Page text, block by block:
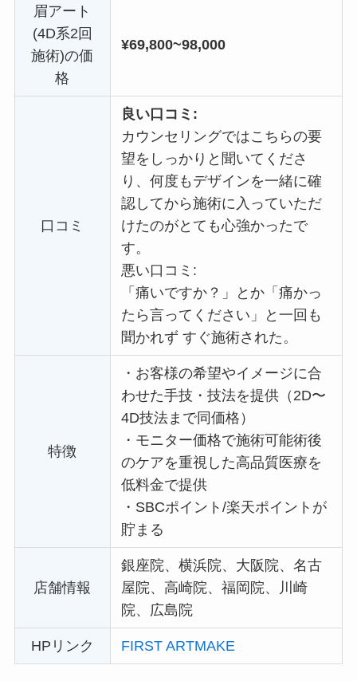
眉アート
(4D系2回
施術)の価
格
¥69,800~98,000
口コミ
良い口コミ:
カウンセリングではこちらの要
望をしっかりと聞いてくださ
り、何度もデザインを一緒に確
認してから施術に入っていただ
けたのがとても心強かったで
す。
悪い口コミ:
「痛いですか？」とか「痛かっ
たら言ってください」と一回も
聞かれず すぐ施術された。
特徴
・ お客様の希望やイメージに合
わせた手技・技法を提供（2D〜
4D技法まで同価格）
・ モニター価格で施術可能術後
のケアを重視した高品質医療を
低料金で提供
・ SBCポイント/楽天ポイントが
貯まる
店舗情報
銀座院、横浜院、大阪院、名古
屋院、高崎院、福岡院、川崎
院、広島院
HPリンク FIRST ARTMAKE